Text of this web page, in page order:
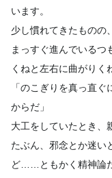
います。
少し慣れてきたものの
まっすぐ進んでいるつ
くねと左右に曲がりく
「のこぎりを真っ直ぐ
からだ」
大工をしていたとき、
たぶん、邪念とか迷い
ど… …ともかく精神論